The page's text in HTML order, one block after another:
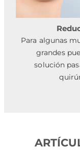
Para algunas
grandes
solución